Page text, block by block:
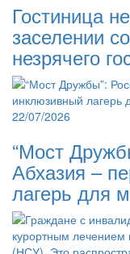
Гостиница
заселении
незрячего
22/07/2026
“Мост
Абхазия –
лагерь для